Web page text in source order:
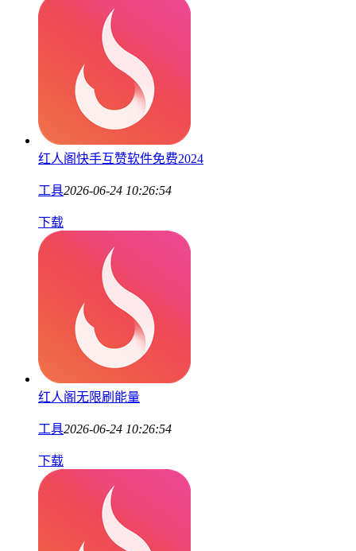
红人阁快手互赞软件免费2024
工具2026-06-24 10:26:54
下载
红人阁无限刷能量
工具2026-06-24 10:26:54
下载